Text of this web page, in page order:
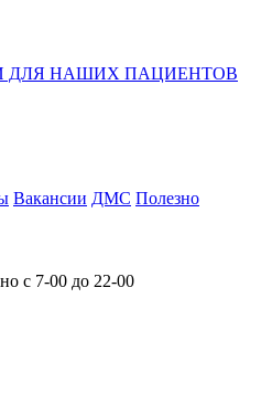
ДЛЯ НАШИХ ПАЦИЕНТОВ
Вакансии ДМС Полезно
с 7-00 до 22-00